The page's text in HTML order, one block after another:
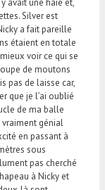
Silver est
a fait pareille
étaient en totale
voir ce qui se
de moutons
pas de laisse car,
que je l’ai oublié
de ma balle
génial
en passant à
sous
pas cherché
à Nicky et